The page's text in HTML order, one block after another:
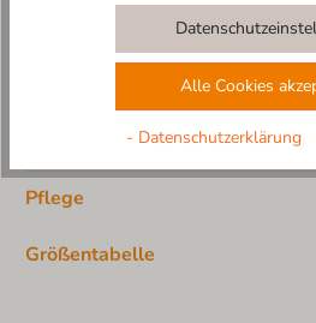
Innensohle: 100% Lammfell
Futter: 100% Lammfell
Sohle: 100% Naturkautschuk
Pflege
Größentabelle
Alle Cookies
- Datenschutzerklärung